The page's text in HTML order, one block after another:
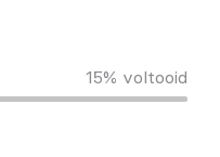
15% voltooid